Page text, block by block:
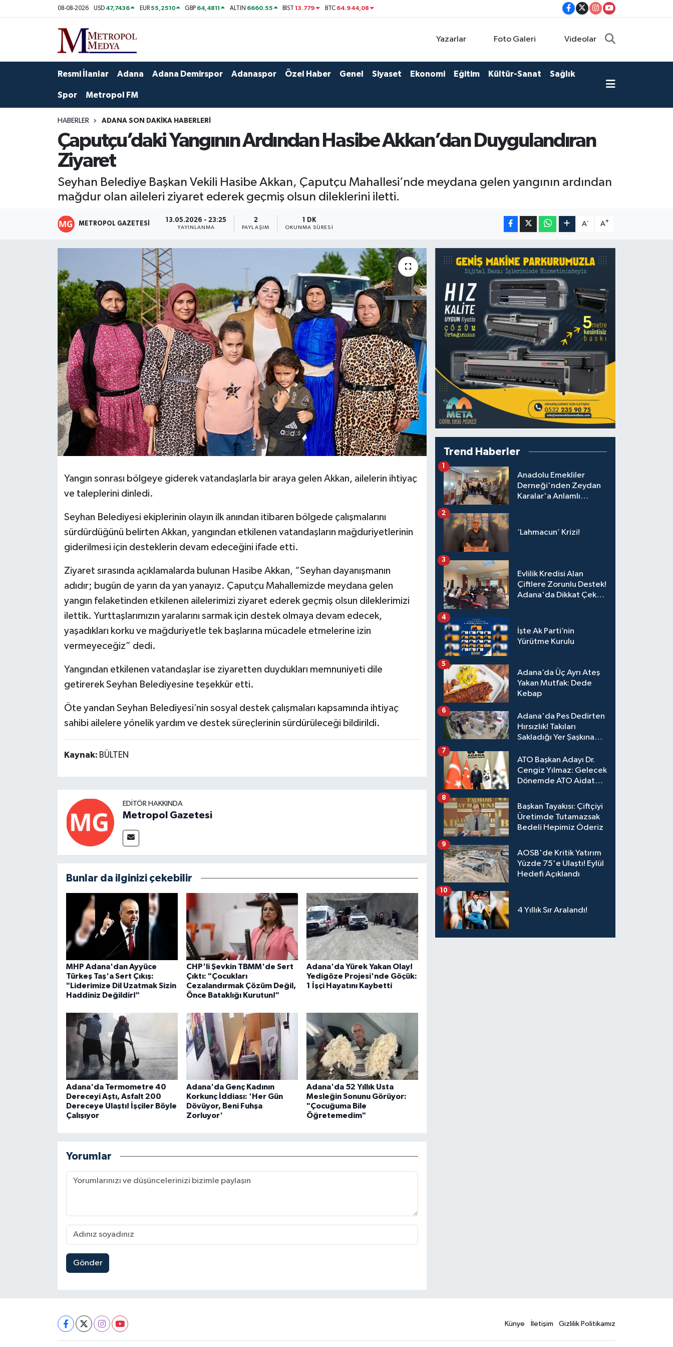
08-08-2026 USD 47,7436 EUR55,2510 GBP 64,4811 ALTIN 6660.55 BİST13.779 BTC 64.944,08
Yazarlar Foto Galeri Videolar
Resmi İlanlar Adana Adana Demirspor Adanaspor Özel Haber Genel Siyaset Ekonomi Eğitim Kültür-Sanat Sağlık
Spor Metropol FM
HABERLER ADANA SON DAKIKA HABERLERI
Çaputçu’daki Yangının Ardından Hasibe Akkan’dan Duygulandıran
Ziyaret
Seyhan Belediye Başkan Vekili Hasibe Akkan, Çaputçu Mahallesi’nde meydana gelen yangının ardından
mağdur olan aileleri ziyaret ederek geçmiş olsun dileklerini iletti.
METROPOL GAZETESI 13.05.2026 - 23:25
YAYINLANMA
2
PAYLAŞIM
1 DK
OKUNMA SÜRESI
A- A+
Yangın sonrası bölgeye giderek vatandaşlarla bir araya gelen Akkan, ailelerin ihtiyaç
ve taleplerini dinledi.
Seyhan Belediyesi ekiplerinin olayın ilk anından itibaren bölgede çalışmalarını
sürdürdüğünü belirten Akkan, yangından etkilenen vatandaşların mağduriyetlerinin
giderilmesi için desteklerin devam edeceğini ifade etti.
Ziyaret sırasında açıklamalarda bulunan Hasibe Akkan, “Seyhan dayanışmanın
adıdır; bugün de yarın da yan yanayız. Çaputçu Mahallemizde meydana gelen
yangın felaketinden etkilenen ailelerimizi ziyaret ederek geçmiş olsun dileklerimizi
ilettik. Yurttaşlarımızın yaralarını sarmak için destek olmaya devam edecek,
yaşadıkları korku ve mağduriyetle tek başlarına mücadele etmelerine izin
vermeyeceğiz” dedi.
Yangından etkilenen vatandaşlar ise ziyaretten duydukları memnuniyeti dile
getirerek Seyhan Belediyesine teşekkür etti.
Öte yandan Seyhan Belediyesi’nin sosyal destek çalışmaları kapsamında ihtiyaç
sahibi ailelere yönelik yardım ve destek süreçlerinin sürdürüleceği bildirildi.
Kaynak: BÜLTEN
EDITÖR HAKKINDA
Metropol Gazetesi
Bunlar da ilginizi çekebilir
MHP Adana'dan Ayyüce
Türkeş Taş'a Sert Çıkış:
"Liderimize Dil Uzatmak Sizin
Haddiniz Değildir!"
CHP'li Şevkin TBMM'de Sert
Çıktı: "Çocukları
Cezalandırmak Çözüm Değil,
Önce Bataklığı Kurutun!"
Adana'da Yürek Yakan Olay!
Yedigöze Projesi'nde Göçük:
1 İşçi Hayatını Kaybetti
Adana'da Termometre 40
Dereceyi Aştı, Asfalt 200
Dereceye Ulaştı! İşçiler Böyle
Çalışıyor
Adana'da Genç Kadının
Korkunç İddiası: 'Her Gün
Dövüyor, Beni Fuhşa
Zorluyor'
Adana'da 52 Yıllık Usta
Mesleğin Sonunu Görüyor:
"Çocuğuma Bile
Öğretemedim"
Yorumlar
Gönder
Trend Haberler
Anadolu Emekliler
Derneği'nden Zeydan
Karalar'a Anlamlı
1
‘Lahmacun’ Krizi!
2
Evlilik Kredisi Alan
Çiftlere Zorunlu Destek!
Adana'da Dikkat Çeken
3
İşte Ak Parti’nin
Yürütme Kurulu
4
Adana’da Üç Ayrı Ateş
Yakan Mutfak: Dede
Kebap
5
Adana'da Pes Dedirten
Hırsızlık! Takıları
Sakladığı Yer Şaşkına
6
ATO Başkan Adayı Dr.
Cengiz Yılmaz: Gelecek
Dönemde ATO Aidat
Üyelerimize Ve
Adana'ya Yatırılacak
7
Başkan Tayakısı: Çiftçiyi
Üretimde Tutamazsak
Bedeli Hepimiz Öderiz
8
AOSB'de Kritik Yatırım
Yüzde 75'e Ulaştı! Eylül
Hedefi Açıklandı
9
4 Yıllık Sır Aralandı!
10
Künye İletişim Gizlilik Politikamız
Ekonomi
Özel Haberler
Yerel Yönetim
Kültür-Sanat
Magazin
Yazarlar
Foto Galeri
Seyhan Nöbetçi Eczaneler
Seyhan Hava Durumu
Tüm Manşetler
Son Dakika Haberleri
Haber Arşivi